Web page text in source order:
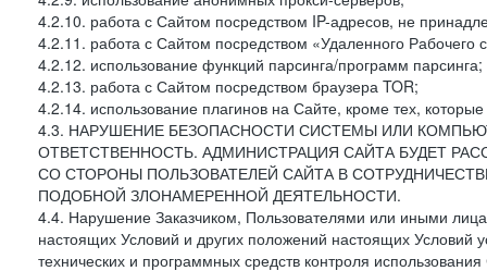
4.2.10. работа с Сайтом посредством IP-адресов, не
4.2.11. работа с Сайтом посредством «Удаленного Рабочего
4.2.12. использование функций парсинга/программ парсинга;
4.2.13. работа с Сайтом посредством браузера TOR;
4.2.14. использование плагинов на Сайте, кроме тех,
4.3. НАРУШЕНИЕ БЕЗОПАСНОСТИ СИСТЕМЫ ИЛИ
ОТВЕТСТВЕННОСТЬ. АДМИНИСТРАЦИЯ САЙТА БУДЕТ
СО СТОРОНЫ ПОЛЬЗОВАТЕЛЕЙ САЙТА В
ПОДОБНОЙ ЗЛОНАМЕРЕННОЙ ДЕЯТЕЛЬНОСТИ.
4.4. Нарушение Заказчиком, Пользователями или иными
настоящих Условий и других положений настоящих Условий
технических и программных средств контроля